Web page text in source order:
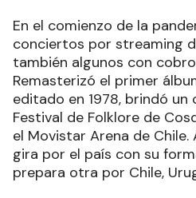
En el comienzo de la
conciertos por streaming
también algunos con
Remasterizó el primer
editado en 1978, brindó un
Festival de Folklore de
el Movistar Arena de
gira por el país con su
prepara otra por Chile,